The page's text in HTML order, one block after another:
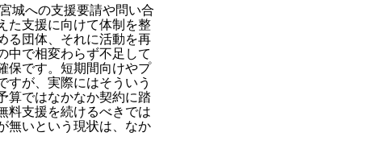
城への支援要請や問い合
た支援に向けて体制を整
る団体、それに活動を再
中で相変わらず不足して
保です。短期間向けやプ
すが、実際にはそういう
算ではなかなか契約に踏
料支援を続けるべきでは
無いという現状は、なか